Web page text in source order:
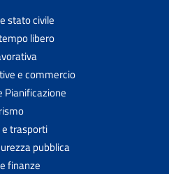
di Polizia Locale
di rimozione per un veicolo
di cyberbullismo
stato civile
libero
e commercio
Pianificazione
trasporti
pubblica
finanze